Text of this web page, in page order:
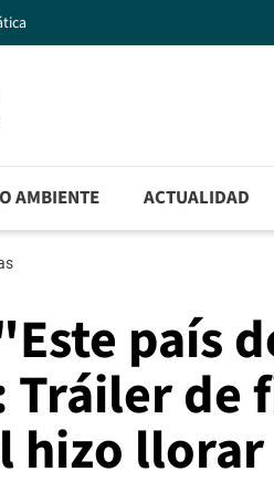
AMBIENTE ACTUALIDAD
"Este país
de
hizo